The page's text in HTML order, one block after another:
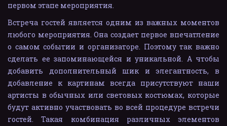
первом этапе мероприятия.
Встреча гостей является одним из важных моментов
любого мероприятия. Она создает первое впечатление
о самом событии и организаторе. Поэтому так важно
сделать ее запоминающейся и уникальной. А чтобы
добавить дополнительный шик и элегантность, в
добавление к картинам всегда присутствуют наши
артисты в обычных или световых костюмах, которые
будут активно участвовать во всей процедуре встречи
гостей. Такая комбинация различных элементов